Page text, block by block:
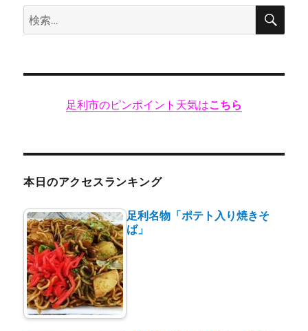
の
和
ま
ロ
な
店
に
検
索:
検
足利市のピンポイント天気はこちら
本日のアクセスランキング
足利名物「ポテト入り焼きそ
ば」